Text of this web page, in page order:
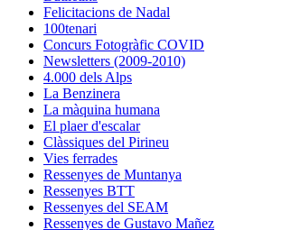
Felicitacions de Nadal
100tenari
Concurs Fotogràfic COVID
Newsletters (2009-2010)
4.000 dels Alps
La Benzinera
La màquina humana
El plaer d'escalar
Clàssiques del Pirineu
Vies ferrades
Ressenyes de Muntanya
Ressenyes BTT
Ressenyes del SEAM
Ressenyes de Gustavo Mañez